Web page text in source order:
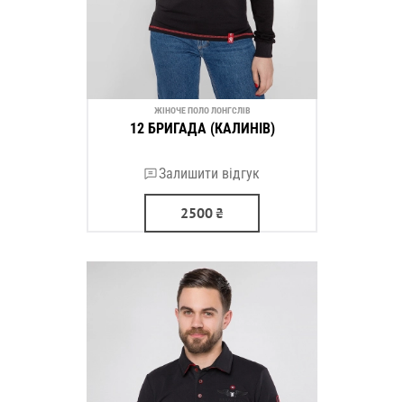
ЖІНОЧЕ ПОЛО ЛОНГСЛІВ
12 БРИГАДА (КАЛИНІВ)
Залишити відгук
2500₴